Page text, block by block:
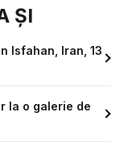
ȘI
Isfahan, Iran, 13
la o galerie de